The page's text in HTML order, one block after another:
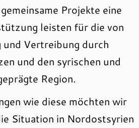
Projekte eine
leisten für die von
Vertreibung durch
und den syrischen und
Region.
wie diese möchten wir
Situation in Nordostsyrien